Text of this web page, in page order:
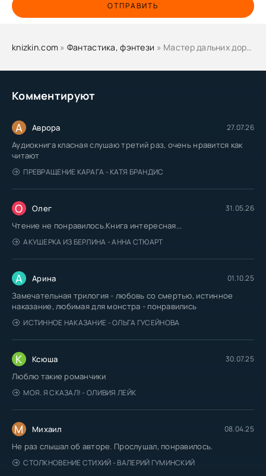
Комментируют
А Аврора 27.07.26
Аудиокнига класная слушаю третий раз, очень нравится как
читают
ПРЕВРАЩЕНИЕ КАРАГА - КАТЯ БРАНДИС
О Олег 31.05.26
Чтение не понравилось.Книга интересная...
АКУШЕРКА ИЗ БЕРЛИНА - АННА СТЮАРТ
А Арина 01.10.25
Замечательная трилогия - любовь со смертью, истинное
наказание, любимая для монстра - понравились
ИСТИННОЕ НАКАЗАНИЕ - ОЛЬГА ГУСЕЙНОВА
К Ксюша 30.07.25
Люблю такие романчики
МОЯ. Я СКАЗАЛ! - ОЛИВИЯ ЛЕЙК
М Михаил 08.04.25
Не раз слышал об авторе. Прослушал, понравилось.
СТОЛКНОВЕНИЕ СТИХИЙ - ВАЛЕРИЙ ГУМИНСКИЙ
ОТПРАВИТЬ
knizkin.com » Фантастика, фэнтези » Мастер дальних дорог - Иар Эльтеррус